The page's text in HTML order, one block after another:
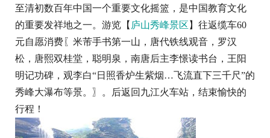
至清初数百年中国一个重要文化摇篮，是中国教育文化
的重要发祥地之一。游览【 庐山秀峰景区 】往返缆车60
元自愿消费〖米芾手书第一山，唐代铁线观音，罗汉
松，唐熙双桂堂，聪明泉，南唐后主李憬读书台，王阳
明记功碑，观李白“日照香炉生紫烟…飞流直下三千尺”的
秀峰大瀑布等景。〗。后返回九江火车站，结束愉快的
行程！